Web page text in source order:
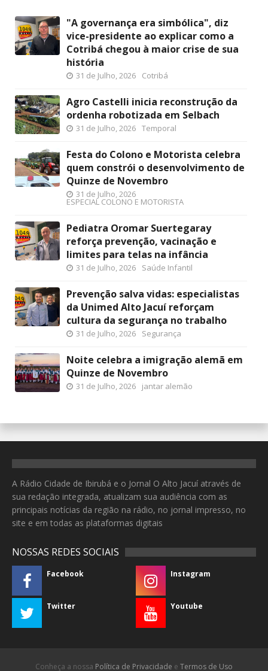
"A governança era simbólica", diz
vice-presidente ao explicar como a
Cotribá chegou à maior crise de sua
história
31 de Julho, 2026 Cotribá
Agro Castelli inicia reconstrução da
ordenha robotizada em Selbach
31 de Julho, 2026 Temporal
Festa do Colono e Motorista celebra
quem constrói o desenvolvimento de
Quinze de Novembro
31 de Julho, 2026
ESPECIAL COLONO E MOTORISTA
Pediatra Oromar Suertegaray
reforça prevenção, vacinação e
limites para telas na infância
31 de Julho, 2026 Saúde Infantil
Prevenção salva vidas: especialistas
da Unimed Alto Jacuí reforçam
cultura da segurança no trabalho
31 de Julho, 2026 Segurança
Noite celebra a imigração alemã em
Quinze de Novembro
31 de Julho, 2026 jantar alemão
A Rádio Cidade de Ibirubá e o Jornal O Alto Jacuí através de
sua redação integrada, atualizam sua audiência com as
principais notícias da região na rádio, no jornal impresso, no
site e em todas as plataformas digitais
NOSSAS REDES SOCIAIS
Facebook Instagram
Twitter Youtube
Conheça a nossa Política de Privacidade e Termos de Uso